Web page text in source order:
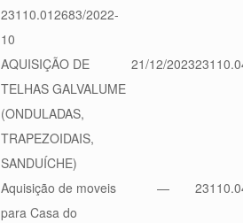
23110.012683/2022-
10
AQUISIÇÃO DE
TELHAS GALVALUME
(ONDULADAS,
TRAPEZOIDAIS,
SANDUÍCHE)
21/12/2023
Aquisição de moveis
para Casa do
—